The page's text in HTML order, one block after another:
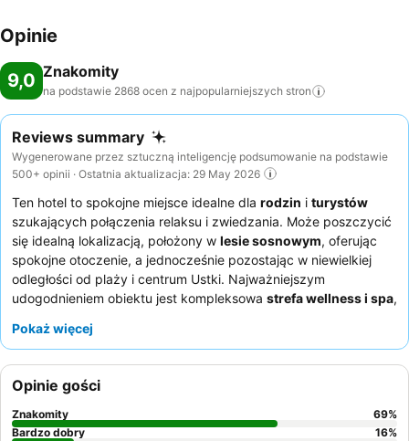
Opinie
9,0 Znakomity
na podstawie 2868 ocen z najpopularniejszych stron
Reviews summary
Wygenerowane przez sztuczną inteligencję podsumowanie na podstawie
500+ opinii · Ostatnia aktualizacja: 29 May 2026
Ten hotel to spokojne miejsce idealne dla rodzin i turystów
szukających połączenia relaksu i zwiedzania. Może poszczycić
się idealną lokalizacją, położony w lesie sosnowym, oferując
spokojne otoczenie, a jednocześnie pozostając w niewielkiej
odległości od plaży i centrum Ustki. Najważniejszym
udogodnieniem obiektu jest kompleksowa strefa wellness i spa,
jacuzzi. Goście konsekwentnie chwalą
Aby zapewnić sobie szczególnie przyjemny pobyt, warto
rozważyć pokoje z
Pokaż więcej
Opinie gości
Znakomity 69%
Bardzo dobry
16%